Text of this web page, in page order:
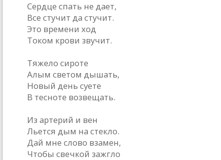
Сердце спать не дает,
Все стучит да стучит.
Это времени ход
Током крови звучит.
Тяжело сироте
Алым светом дышать,
Новый день суете
В тесноте возвещать.
Из артерий и вен
Льется дым на стекло.
Дай мне слово взамен,
Чтобы свечкой зажгло